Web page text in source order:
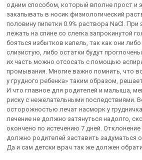
одним способом, который вполне прост и
закапывать в носик физиологический
половину пипетки 0.9% раствора NaCl.
лежать на спине со слегка запрокинутой
бояться избытков капель, так как они
слизистую, либо остатки будут
их часть можно отсосать с помощью
промывания. Многие важно помнить, что
у грудного ребенка» таким образом,
И что главное для родителей и малыша,
риску с нежелательными последствиями.
осторожностью лечат насморк у
лечение не должно затянуться надолго,
окончено по истечению 7 дней. Отклонение
должно родителей заставить задуматься
Да и сам детски врач так же должен